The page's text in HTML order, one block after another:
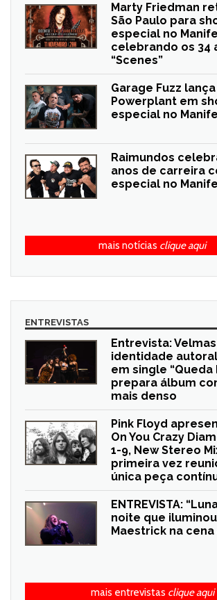
Marty Friedman
São Paulo para
especial no
celebrando os 34
“Scenes”
Garage Fuzz
Powerplant em
especial no
Raimundos
anos de carreira
especial no
mais notícias clique aqui
ENTREVISTAS
Entrevista:
identidade
em single “Queda
prepara álbum
mais denso
Pink Floyd
On You Crazy
1-9, New Stereo
primeira vez
única peça
ENTREVISTA:
noite que
Maestrick na
mais entrevistas clique aqui